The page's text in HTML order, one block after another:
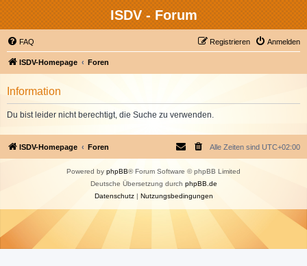
ISDV - Forum
FAQ Anmelden
Registrieren
ISDV-Homepage Foren
Information
Du bist leider nicht berechtigt, die Suche zu verwenden.
ISDV-Homepage Foren Alle Zeiten sind UTC+02:00
Powered by phpBB® Forum Software © phpBB Limited
Deutsche Übersetzung durch phpBB.de
Datenschutz| Nutzungsbedingungen